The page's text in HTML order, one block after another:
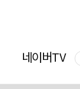
네이버TV